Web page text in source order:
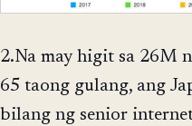
2.Na may higit sa 26M
65 taong gulang, ang
bilang ng senior